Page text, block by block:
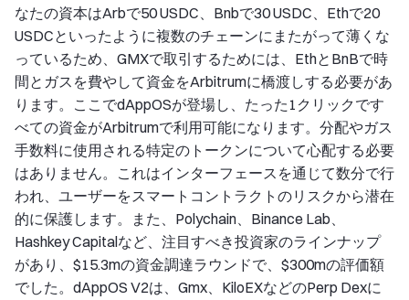
なたの資本はArbで50 USDC、Bnbで30 USDC、Ethで20
USDCといったように複数のチェーンにまたがって薄くな
っているため、GMXで取引するためには、EthとBnBで時
間とガスを費やして資金をArbitrumに橋渡しする必要があ
ります。ここでdAppOSが登場し、たった1クリックです
べての資金がArbitrumで利用可能になります。分配やガス
手数料に使用される特定のトークンについて心配する必要
はありません。これはインターフェースを通じて数分で行
われ、ユーザーをスマートコントラクトのリスクから潜在
的に保護します。また、Polychain、Binance Lab、
Hashkey Capitalなど、注目すべき投資家のラインナップ
があり、$15.3mの資金調達ラウンドで、$300mの評価額
でした。dAppOS V2は、Gmx、KiloEXなどのPerp Dexに